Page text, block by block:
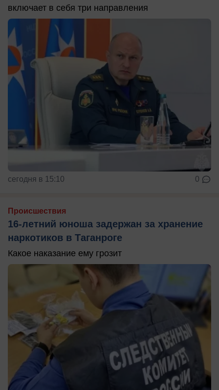
включает в себя три направления
сегодня в 15:10 0
Происшествия
16-летний юноша задержан за хранение
наркотиков в Таганроге
Какое наказание ему грозит